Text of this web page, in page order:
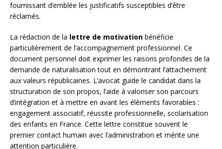
fournissant d’emblée les justificatifs susceptibles d’être
réclamés.
La rédaction de la lettre de motivation bénéficie
particulièrement de l’accompagnement professionnel. Ce
document personnel doit exprimer les raisons profondes de la
demande de naturalisation tout en démontrant l’attachement
aux valeurs républicaines. L’avocat guide le candidat dans la
structuration de son propos, l’aide à valoriser son parcours
d’intégration et à mettre en avant les éléments favorables :
engagement associatif, réussite professionnelle, scolarisation
des enfants en France. Cette lettre constitue souvent le
premier contact humain avec l’administration et mérite une
attention particulière.